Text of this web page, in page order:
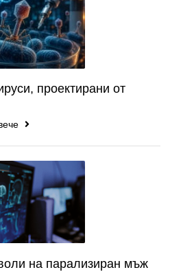
проектирани от
на парализиран мъж